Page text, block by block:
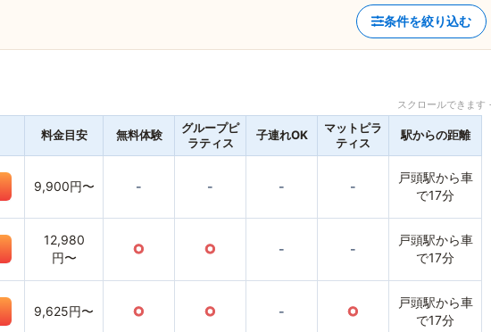
条件を絞り込む
スクロールできま
料金目安 無料体験
グループピ
ラティス
子連れOK
マットピラ
ティス
駅からの距離
9,900円〜 - - - -
戸頭駅から車
で17分
12,980
円〜
○ ○ - -
戸頭駅から車
で17分
9,625円〜 ○ ○ - ○
戸頭駅から車
で17分